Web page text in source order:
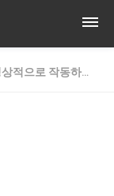
적으로 작동하고